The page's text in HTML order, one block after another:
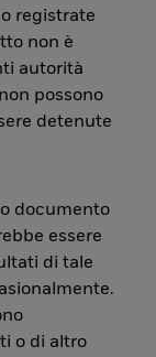
registrate
non è
autorità
possono
detenute
documento
essere
di tale
o di altro